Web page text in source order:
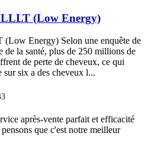
(Low Energy)
Energy) Selon une enquête de
de la santé, plus de 250 millions de
de perte de cheveux, ce qui
six a des cheveux l...
après-vente parfait et efficacité
que c'est notre meilleur